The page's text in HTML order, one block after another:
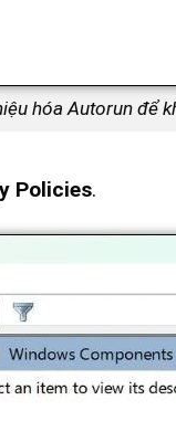
hóa Autorun để
Policies.